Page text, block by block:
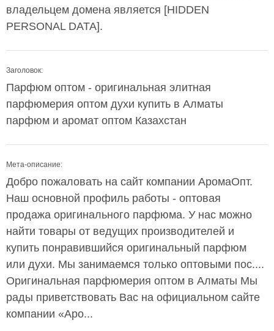
владельцем домена является [HIDDEN
PERSONAL DATA].
Заголовок:
Парфюм оптом - оригинальная элитная
парфюмерия оптом духи купить в Алматы
парфюм и аромат оптом Казахстан
Мета-описание:
Добро пожаловать на сайт компании АромаОпт.
Наш основной профиль работы - оптовая
продажа оригинального парфюма. У нас можно
найти товары от ведущих производителей и
купить понравившийся оригинальный парфюм
или духи. Мы занимаемся только оптовыми пос....
Оригинальная парфюмерия оптом в Алматы Мы
рады приветствовать Вас на официальном сайтe
компании «Аро...